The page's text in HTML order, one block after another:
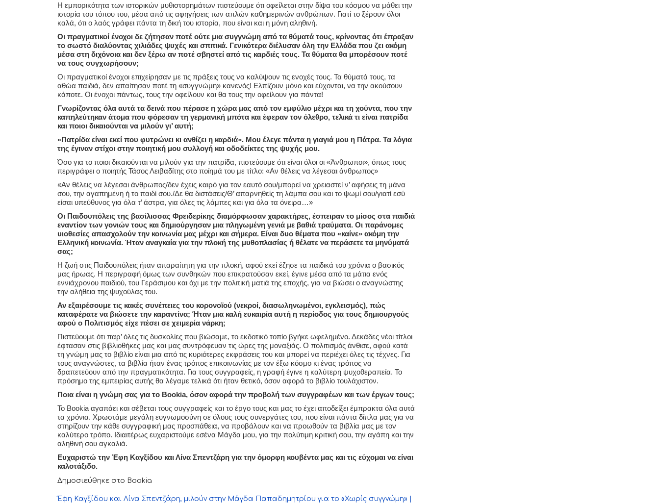
Η εμπορικότητα των ιστορικών μυθιστορημάτων πιστεύουμε ότι οφείλεται στην δίψα του κόσμου να μάθει την
ιστορία του τόπου του, μέσα από τις αφηγήσεις των απλών καθημερινών ανθρώπων. Γιατί το ξέρουν όλοι
καλά, ότι ο λαός γράφει πάντα τη δική του ιστορία, που είναι και η μόνη αληθινή.
Οι πραγματικοί ένοχοι δε ζήτησαν ποτέ ούτε μια συγγνώμη από τα θύματά τους, κρίνοντας ότι έπραξαν
το σωστό διαλύοντας χιλιάδες ψυχές και σπιτικά. Γενικότερα διέλυσαν όλη την Ελλάδα που ζει ακόμη
μέσα στη διχόνοια και δεν ξέρω αν ποτέ σβηστεί από τις καρδιές τους. Τα θύματα θα μπορέσουν ποτέ
να τους συγχωρήσουν;
Οι πραγματικοί ένοχοι επιχείρησαν με τις πράξεις τους να καλύψουν τις ενοχές τους. Τα θύματά τους, τα
αθώα παιδιά, δεν απαίτησαν ποτέ τη «συγγνώμη» κανενός! Ελπίζουν μόνο και εύχονται, να την ακούσουν
κάποτε. Οι ένοχοι πάντως, τους την οφείλουν και θα τους την οφείλουν για πάντα!
Γνωρίζοντας όλα αυτά τα δεινά που πέρασε η χώρα μας από τον εμφύλιο μέχρι και τη χούντα, που την
καπηλεύτηκαν άτομα που φόρεσαν τη γερμανική μπότα και έφεραν τον όλεθρο, τελικά τι είναι πατρίδα
και ποιοι δικαιούνται να μιλούν γι’ αυτή;
«Πατρίδα είναι εκεί που φυτρώνει κι ανθίζει η καρδιά». Μου έλεγε πάντα η γιαγιά μου η Πάτρα. Τα λόγια
της έγιναν στίχοι στην ποιητική μου συλλογή και οδοδείκτες της ψυχής μου.
Όσο για το ποιοι δικαιούνται να μιλούν για την πατρίδα, πιστεύουμε ότι είναι όλοι οι «Άνθρωποι», όπως τους
περιγράφει ο ποιητής Τάσος Λειβαδίτης στο ποίημά του με τίτλο: «Αν θέλεις να λέγεσαι άνθρωπος»
«Αν θέλεις να λέγεσαι άνθρωπος/δεν έχεις καιρό για τον εαυτό σου/μπορεί να χρειαστεί ν’ αφήσεις τη μάνα
σου, την αγαπημένη ή το παιδί σου./Δε θα διστάσεις/Θ’ απαρνηθείς τη λάμπα σου και το ψωμί σου/γιατί εσύ
είσαι υπεύθυνος για όλα τ’ άστρα, για όλες τις λάμπες και για όλα τα όνειρα…»
Οι Παιδουπόλεις της βασίλισσας Φρειδερίκης διαμόρφωσαν χαρακτήρες, έσπειραν το μίσος στα παιδιά
εναντίον των γονιών τους και δημιούργησαν μια πληγωμένη γενιά με βαθιά τραύματα. Οι παράνομες
υιοθεσίες απασχολούν την κοινωνία μας μέχρι και σήμερα. Είναι δυο θέματα που «καίνε» ακόμη την
Ελληνική κοινωνία. Ήταν αναγκαία για την πλοκή της μυθοπλασίας ή θέλατε να περάσετε τα μηνύματά
σας;
Η ζωή στις Παιδουπόλεις ήταν απαραίτητη για την πλοκή, αφού εκεί έζησε τα παιδικά του χρόνια ο βασικός
μας ήρωας. Η περιγραφή όμως των συνθηκών που επικρατούσαν εκεί, έγινε μέσα από τα μάτια ενός
εννιάχρονου παιδιού, του Γεράσιμου και όχι με την πολιτική ματιά της εποχής, για να βιώσει ο αναγνώστης
την αλήθεια της ψυχούλας του.
Αν εξαιρέσουμε τις κακές συνέπειες του κορονοϊού (νεκροί, διασωληνωμένοι, εγκλεισμός), πώς
καταφέρατε να βιώσετε την καραντίνα; Ήταν μια καλή ευκαιρία αυτή η περίοδος για τους δημιουργούς
αφού ο Πολιτισμός είχε πέσει σε χειμερία νάρκη;
Πιστεύουμε ότι παρ’ όλες τις δυσκολίες που βιώσαμε, το εκδοτικό τοπίο βγήκε ωφελημένο. Δεκάδες νέοι τίτλοι
έφτασαν στις βιβλιοθήκες μας και μας συντρόφευαν τις ώρες της μοναξιάς. Ο πολιτισμός άνθισε, αφού κατά
τη γνώμη μας το βιβλίο είναι μια από τις κυριότερες εκφράσεις του και μπορεί να περιέχει όλες τις τέχνες. Για
τους αναγνώστες, τα βιβλία ήταν ένας τρόπος επικοινωνίας με τον έξω κόσμο κι ένας τρόπος να
δραπετεύουν από την πραγματικότητα. Για τους συγγραφείς, η γραφή έγινε η καλύτερη ψυχοθεραπεία. Το
πρόσημο της εμπειρίας αυτής θα λέγαμε τελικά ότι ήταν θετικό, όσον αφορά το βιβλίο τουλάχιστον.
Ποια είναι η γνώμη σας για το Bookia, όσον αφορά την προβολή των συγγραφέων και των έργων τους;
Το Bookia αγαπάει και σέβεται τους συγγραφείς και το έργο τους και μας το έχει αποδείξει έμπρακτα όλα αυτά
τα χρόνια. Χρωστάμε μεγάλη ευγνωμοσύνη σε όλους τους συνεργάτες του, που είναι πάντα δίπλα μας για να
στηρίζουν την κάθε συγγραφική μας προσπάθεια, να προβάλουν και να προωθούν τα βιβλία μας με τον
καλύτερο τρόπο. Ιδιαιτέρως ευχαριστούμε εσένα Μάγδα μου, για την πολύτιμη κριτική σου, την αγάπη και την
αληθινή σου αγκαλιά.
Ευχαριστώ την Έφη Καγξίδου και Λίνα Σπεντζάρη για την όμορφη κουβέντα μας και τις εύχομαι να είναι
καλοτάξιδο.
Δημοσιεύθηκε στο Bookia
Έφη Καγξίδου και Λίνα Σπεντζάρη, μιλούν στην Μάγδα Παπαδημητρίου για το «Χωρίς συγγνώμη» |